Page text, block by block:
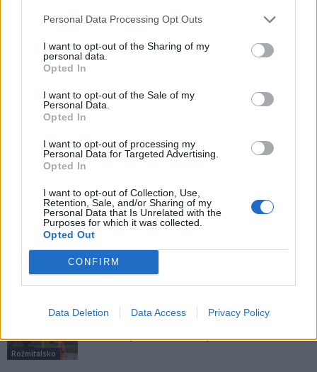
Personal Data Processing Opt Outs
I want to opt-out of the Sharing of my
personal data.
Opted In
I want to opt-out of the Sale of my
Personal Data.
Opted In
I want to opt-out of processing my
Personal Data for Targeted Advertising.
Opted In
I want to opt-out of Collection, Use,
Retention, Sale, and/or Sharing of my
Personal Data that Is Unrelated with the
Purposes for which it was collected.
Opted Out
CONFIRM
Data Deletion Data Access Privacy Policy
Středočeský kraj představil
nalezený unikátní poklad z doby
stěhování národů
Rožmitálští chovatelé sklidili
úspěch na prestižní povltavské
SOUVISEJÍCÍ ČLÁNKY
VÍCE OD AUTORA
Rožmitálsko
i reprezentují město doma i v zahraničí
Kultura
Rožmitálský zámek představí obrazy
Ivana Bukovského. Vernisáž doplní
koncert i fotografická výstava
Rožmitálsko
Rožmitál opravuje chodníky i silnice, nové
značení přibude u školy a v centru města